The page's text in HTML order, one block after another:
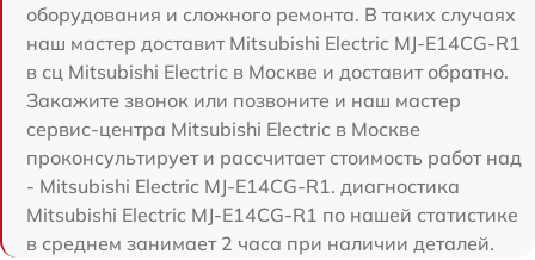
оборудования и сложного ремонта. В таких случаях
наш мастер доставит Mitsubishi Electric MJ-E14CG-R1
в сц Mitsubishi Electric в Москве и доставит обратно.
Закажите звонок или позвоните и наш мастер
сервис-центра Mitsubishi Electric в Москве
проконсультирует и рассчитает стоимость работ над
- Mitsubishi Electric MJ-E14CG-R1. диагностика
Mitsubishi Electric MJ-E14CG-R1 по нашей статистике
в среднем занимает 2 часа при наличии деталей.